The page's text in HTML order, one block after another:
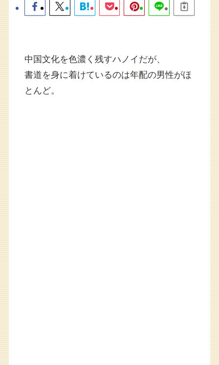
中国文化を色濃く残すハノイだが、
書道を身に着けているのは年配の男性がほ
とんど。